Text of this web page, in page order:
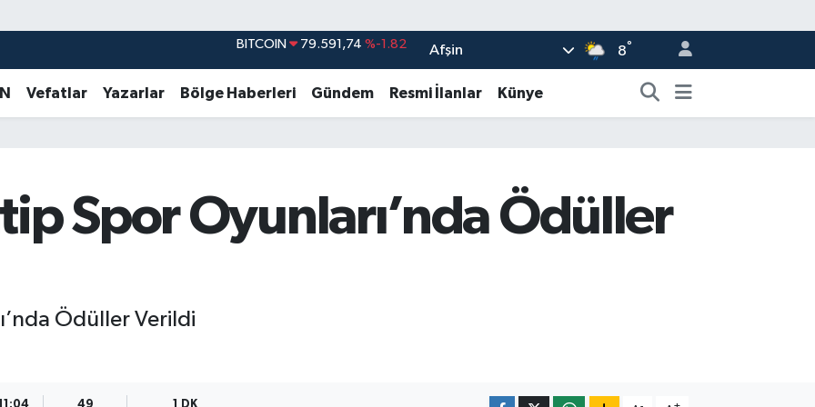
DOLAR 45,43620 %0.02
STERLİN 61,60380 %0.18
BITCOIN 79.591,74 %-1.82
Afşin 8°
Vefatlar Yazarlar Bölge Haberleri Gündem Resmi İlanlar Künye
Spor Oyunları’nda Ödüller
Ödüller Verildi
49 1 DK